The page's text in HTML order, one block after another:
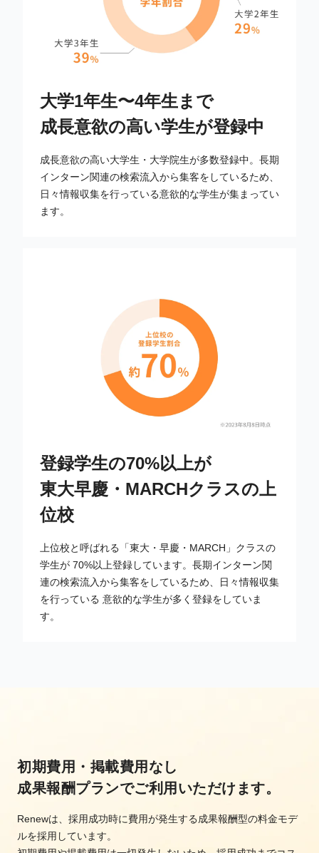
大学1年生〜4年生まで
成長意欲の高い学生が登録中
成長意欲の高い大学生・大学院生が多数登録中。長期
インターン関連の検索流入から集客をしているため、
日々情報収集を行っている意欲的な学生が集まってい
ます。
登録学生の70%以上が
東大早慶・MARCHクラスの上
位校
上位校と呼ばれる「東大・早慶・MARCH」クラスの
学生が 70%以上登録しています。長期インターン関
連の検索流入から集客をしているため、日々情報収集
を行っている 意欲的な学生が多く登録をしていま
す。
初期費用・掲載費用なし
成果報酬プランでご利用いただけます。
Renewは、採用成功時に費用が発生する成果報酬型の料金モデ
ルを採用しています。